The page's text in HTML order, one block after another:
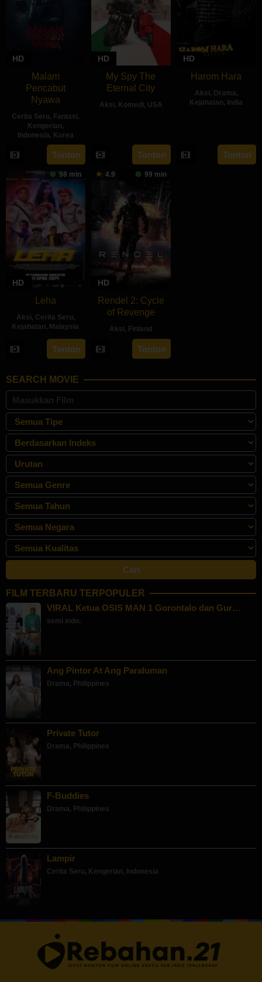
HD
Malam
Pencabut
Nyawa
Cerita Seru, Fantasi,
Kengerian,
Indonesia, Korea
22
May
2024
Sidharta
Tata
Tonton
HD
My Spy The
Eternal City
Aksi, Komedi, USA
2024
Tonton
HD
Harom Hara
Aksi, Drama,
Kejahatan, India
2024
Tonton
98 min
HD
Leha
Aksi, Cerita Seru,
Kejahatan, Malaysia
11
Apr
Azaromi
Ghozali
Tonton
4.9 99 min
HD
Rendel 2: Cycle
of Revenge
Aksi, Finland
28
Jun
Jesse
Haaja
Tonton
SEARCH MOVIE
FILM TERBARU TERPOPULER
VIRAL Ketua OSIS MAN 1 Gorontalo dan Gur…
semi indo,
Ang Pintor At Ang Paraluman
Drama, Philippines
Private Tutor
Drama, Philippines
F-Buddies
Drama, Philippines
Lampir
Cerita Seru, Kengerian, Indonesia